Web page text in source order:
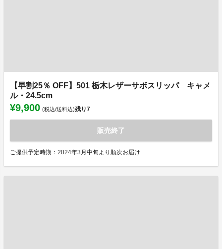
【早割25％ OFF】501 栃木レザーサボスリッパ キャメ
ル・24.5cm
¥9,900 (税込/送料込)残り7
販売終了
ご提供予定時期：2024年3月中旬より順次お届け